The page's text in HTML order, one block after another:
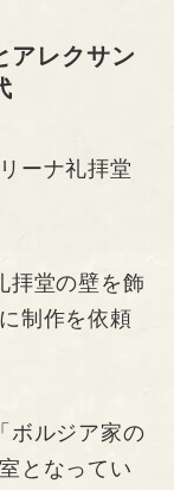
アレクサン
ーナ礼拝堂
拝堂の壁を飾
制作を依頼
ボルジア家の
となってい